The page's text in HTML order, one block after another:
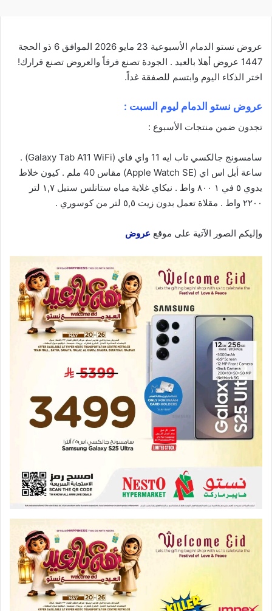
عروض نستو الدمام الأسبوعية 23 مايو 2026 الموافق 6 ذو الحجة
1447 عروض أهلا بالعيد . الجودة تصنع فرقاً والعروض تصنع قرارك!
اختر الذكاء اليوم وابتسم للصفقة غداً.
عروض نستو الدمام ليوم السبت :
تجدون ضمن منتجات الأسبوع :
سامسونج جالكسي تاب ايه 11 واي فاي (Galaxy Tab A11 WiFi)
.
ساعة أبل اس اي (Apple Watch SE)
مقاس 40 ملم . كيون خلاط
يدوي ٥ في ١ ٨٠٠ واط . نيكاي غلاية مياه ستانلس ستيل ١,٧ لتر
٢٢٠٠ واط . مقلاة تعمل بدون زيت ٥,٥ لتر من كوسوري .
وإليكم الصور الآتية على موقع عروض